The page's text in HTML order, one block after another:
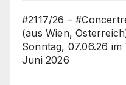
#2117/26 –
(aus Wien,
Sonntag, 07.06.26
Juni 2026